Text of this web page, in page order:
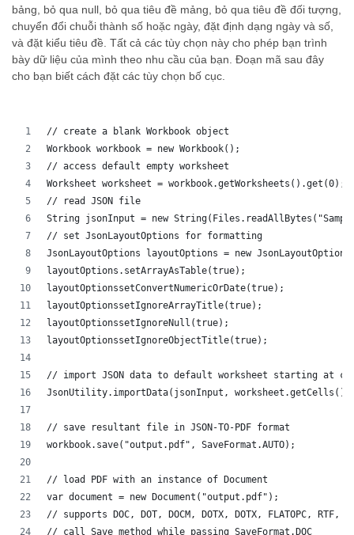
bảng, bỏ qua null, bỏ qua tiêu đề mảng, bỏ qua tiêu đề đối tượng,
chuyển đổi chuỗi thành số hoặc ngày, đặt định dạng ngày và số,
và đặt kiểu tiêu đề. Tất cả các tùy chọn này cho phép bạn trình
bày dữ liệu của mình theo nhu cầu của bạn. Đoạn mã sau đây
cho bạn biết cách đặt các tùy chọn bố cục.
// create a blank Workbook object
Workbook workbook = new Workbook();
// access default empty worksheet
Worksheet worksheet = workbook.getWorksheets().get(0);
// read JSON file
String jsonInput = new
// set JsonLayoutOptions for formatting
JsonLayoutOptions layoutOptions = new
layoutOptions.setArrayAsTable(true);
layoutOptionssetConvertNumericOrDate(true);
layoutOptionssetIgnoreArrayTitle(true);
layoutOptionssetIgnoreNull(true);
layoutOptionssetIgnoreObjectTitle(true);
// import JSON data to default worksheet starting at
JsonUtility.importData(jsonInput,
// save resultant file in JSON-TO-PDF format
workbook.save("output.pdf", SaveFormat.AUTO);
// load PDF with an instance of Document
var document = new Document("output.pdf");
// supports DOC, DOT, DOCM, DOTX, DOTX, FLATOPC,
// call Save method while passing SaveFormat.DOC